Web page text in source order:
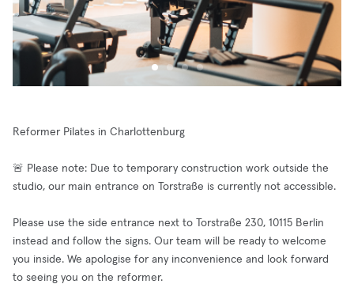
Reformer Pilates in Charlottenburg
🚨 Please note: Due to temporary construction work outside the
studio, our main entrance on Torstraße is currently not accessible.
Please use the side entrance next to Torstraße 230, 10115 Berlin
instead and follow the signs. Our team will be ready to welcome
you inside. We apologise for any inconvenience and look forward
to seeing you on the reformer.